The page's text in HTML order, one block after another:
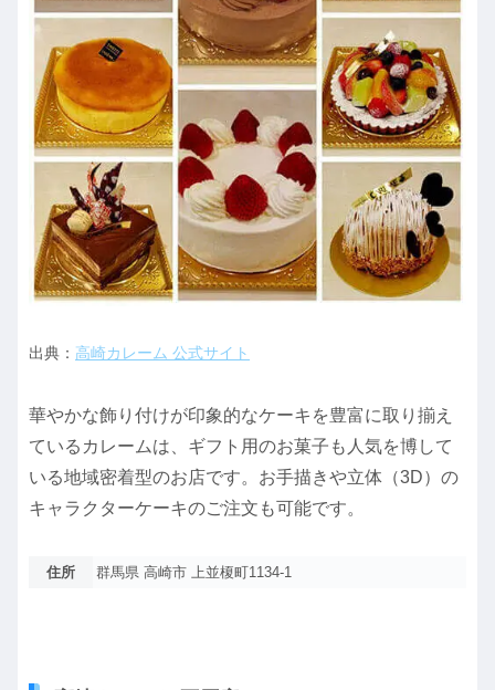
出典： 高崎カレーム 公式サイト
華やかな飾り付けが印象的なケーキを豊富に取り揃え
ているカレームは、ギフト用のお菓子も人気を博して
いる地域密着型のお店です。お手描きや立体（3D）の
キャラクターケーキのご注文も可能です。
住所 群馬県 高崎市 上並榎町1134-1